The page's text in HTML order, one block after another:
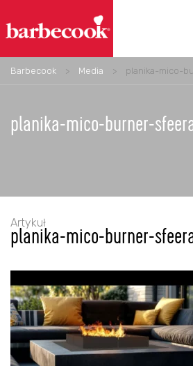
Barbecook > Media > planika-mico-
planika-mico-burner-
Artykuł
planika-mico-burner-